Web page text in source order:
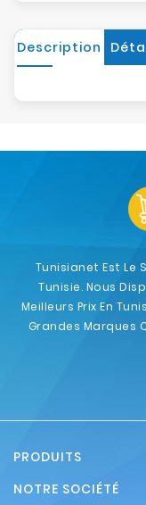
Description
Tunisianet Est Le
Tunisie. Nous
Meilleurs Prix En
Grandes Marques
PRODUITS
NOTRE SOCIÉTÉ